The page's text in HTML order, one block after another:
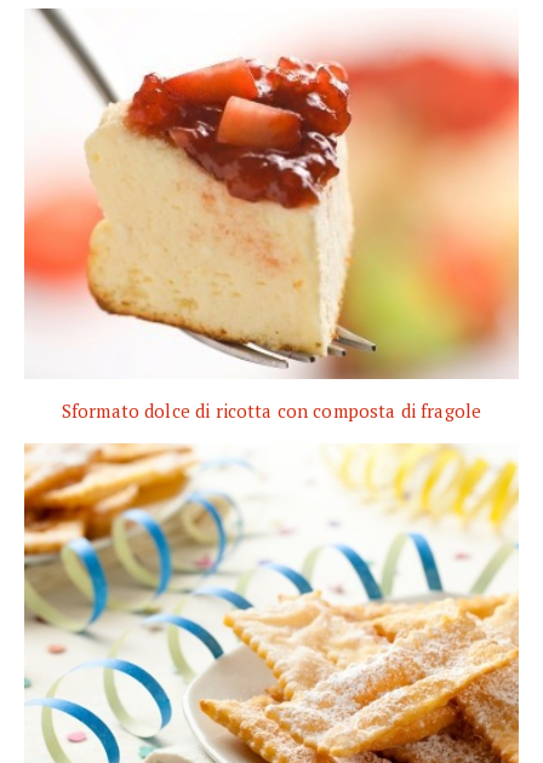
Sformato dolce di ricotta con composta di fragole